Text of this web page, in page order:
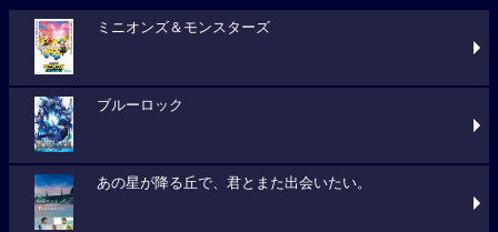
ミニオンズ＆モンスターズ
ブルーロック
あの星が降る丘で、君とまた出会いたい。